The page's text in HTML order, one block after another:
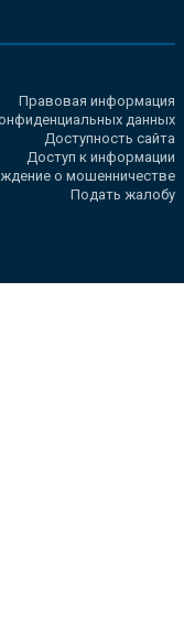
Правовая информация
данных
Доступность сайта
Доступ к информации
о мошенничестве
Подать жалобу